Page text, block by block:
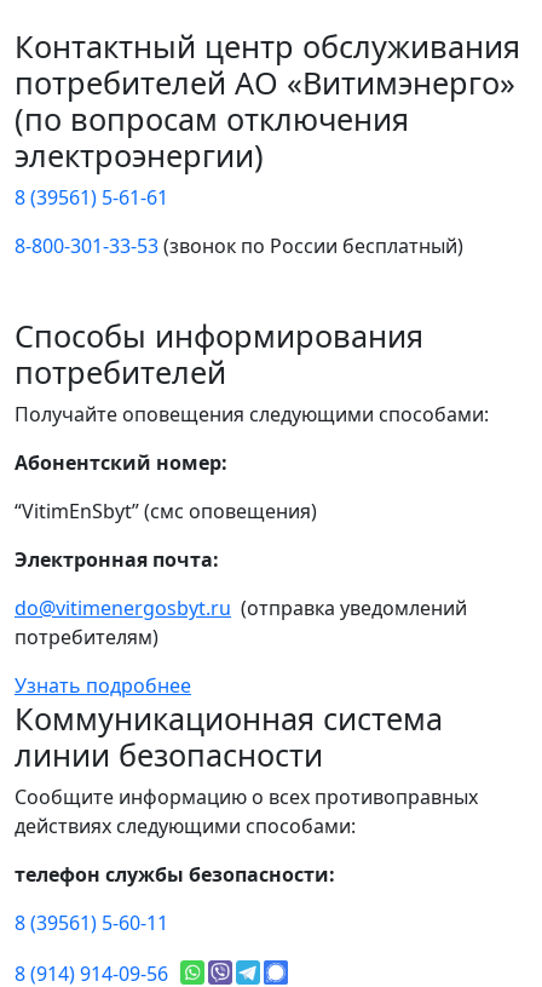
Контактный центр обслуживания
потребителей АО «Витимэнерго»
(по вопросам отключения
электроэнергии)
8 (39561) 5-61-61
8-800-301-33-53(звонок по России бесплатный)
Способы информирования
потребителей
Получайте оповещения следующими способами:
Абонентский номер:
“VitimEnSbyt” (смс оповещения)
Электронная почта:
do@vitimenergosbyt.ru (отправка уведомлений
потребителям)
Узнать подробнее
Коммуникационная система
линии безопасности
Сообщите информацию о всех противоправных
действиях следующими способами:
телефон службы безопасности:
8 (39561) 5-60-11
8 (914) 914-09-56